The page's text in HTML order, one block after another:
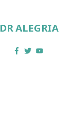
DR ALEGRIA